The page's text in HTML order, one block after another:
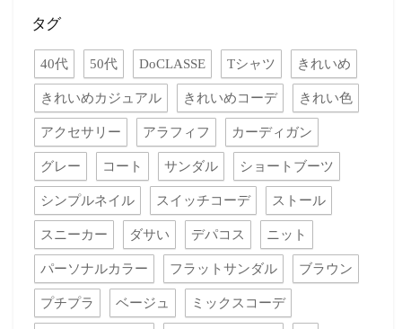
タグ
40代 50代 DoCLASSE Tシャツ きれいめ
きれいめカジュアル きれいめコーデ きれい色
アクセサリー アラフィフ カーディガン
グレー コート サンダル ショートブーツ
シンプルネイル スイッチコーデ ストール
スニーカー ダサい デパコス ニット
パーソナルカラー フラットサンダル ブラウン
プチプラ ベージュ ミックスコーデ